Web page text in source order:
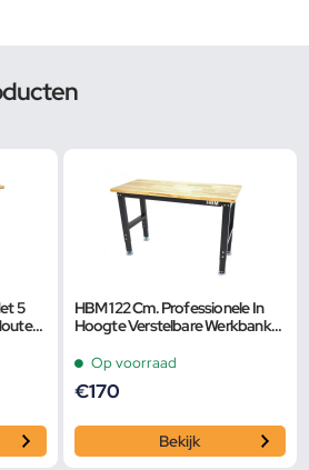
5
HBM 122 Cm. Professionele In
Hoogte Verstelbare Werkbank
Op voorraad
€170
Bekijk